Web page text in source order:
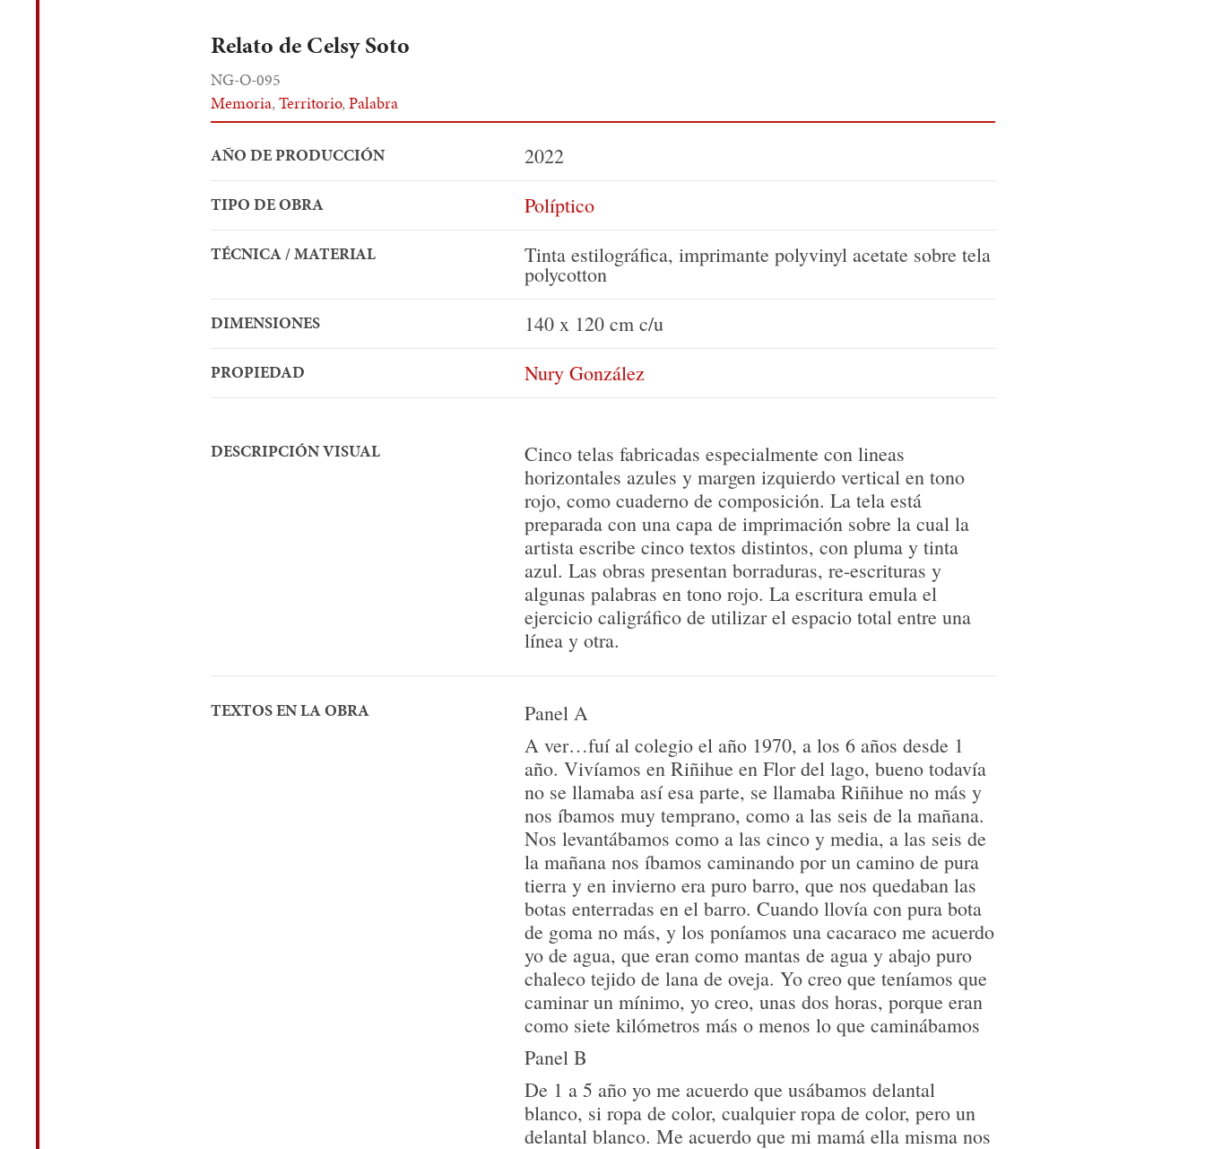
Relato de Celsy Soto
NG-O-095
Memoria,Territorio,Palabra
AÑO DE PRODUCCIÓN 2022
TIPO DE OBRA Políptico
TÉCNICA / MATERIAL Tinta estilográfica, imprimante polyvinyl acetate sobre tela
polycotton
DIMENSIONES 140 x 120 cm c/u
PROPIEDAD Nury González
DESCRIPCIÓN VISUAL
Cinco telas fabricadas especialmente con lineas
horizontales azules y margen izquierdo vertical en tono
rojo, como cuaderno de composición. La tela está
preparada con una capa de imprimación sobre la cual la
artista escribe cinco textos distintos, con pluma y tinta
azul. Las obras presentan borraduras, re-escrituras y
algunas palabras en tono rojo. La escritura emula el
ejercicio caligráfico de utilizar el espacio total entre una
línea y otra.
TEXTOS EN LA OBRA
Panel A
A ver…fuí al colegio el año 1970, a los 6 años desde 1
año. Vivíamos en Riñihue en Flor del lago, bueno todavía
no se llamaba así esa parte, se llamaba Riñihue no más y
nos íbamos muy temprano, como a las seis de la mañana.
Nos levantábamos como a las cinco y media, a las seis de
la mañana nos íbamos caminando por un camino de pura
tierra y en invierno era puro barro, que nos quedaban las
botas enterradas en el barro. Cuando llovía con pura bota
de goma no más, y los poníamos una cacaraco me acuerdo
yo de agua, que eran como mantas de agua y abajo puro
chaleco tejido de lana de oveja. Yo creo que teníamos que
caminar un mínimo, yo creo, unas dos horas, porque eran
como siete kilómetros más o menos lo que caminábamos
Panel B
De 1 a 5 año yo me acuerdo que usábamos delantal
blanco, si ropa de color, cualquier ropa de color, pero un
delantal blanco. Me acuerdo que mi mamá ella misma nos